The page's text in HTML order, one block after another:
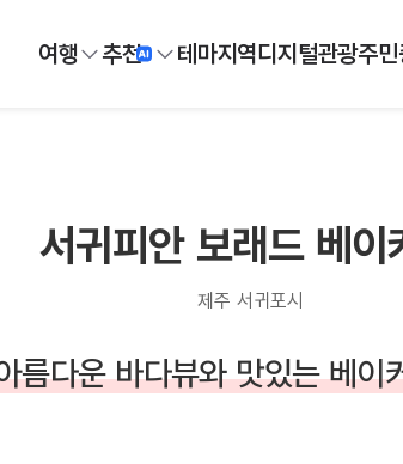
여행 추천 테마지역디지털관광주
서귀피안 보래드 베이
제주 서귀포시
름다운 바다뷰와 맛있는 베이